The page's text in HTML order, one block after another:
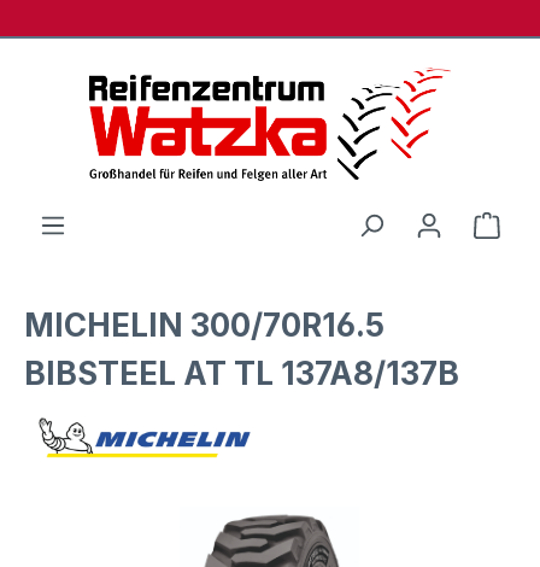
MICHELIN 300/70R16.5
BIBSTEEL AT TL 137A8/137B
Bildergalerie überspringen